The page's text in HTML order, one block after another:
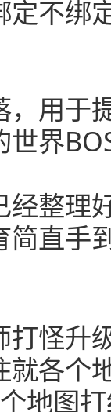
定不绑
，用于
界
经整理
简直手
打怪升
就各个
地图